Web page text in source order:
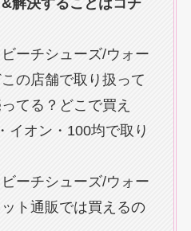
解決することはコチ
ーチシューズ/ウォー
の店舗で取り扱って
てる？どこで買え
オン・100均で取り
ーチシューズ/ウォー
ト通販では買えるの